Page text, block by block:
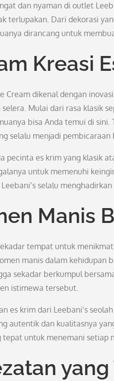
dan nyaman di outlet
terlupakan. Dari dekorasi
dirancang untuk
Kreasi
Cream dikenal dengan
selera. Mulai dari rasa klasik
bisa Anda temui di sini.
selalu menjadi
pecinta es krim yang klasik
untuk memenuhi
selalu
Manis
tempat untuk
manis dalam kehidupan
sekadar berkumpul
istimewa tersebut.
es krim dari Leebani’s
autentik dan kualitasnya
tepat untuk menemani setiap